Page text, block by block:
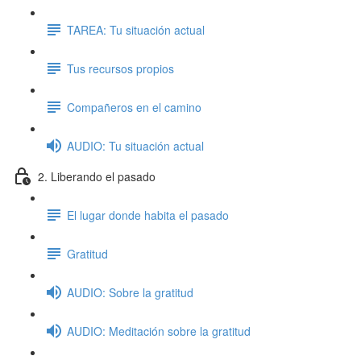
TAREA: Tu situación actual
Tus recursos propios
Compañeros en el camino
AUDIO: Tu situación actual
2. Liberando el pasado
El lugar donde habita el pasado
Gratitud
AUDIO: Sobre la gratitud
AUDIO: Meditación sobre la gratitud